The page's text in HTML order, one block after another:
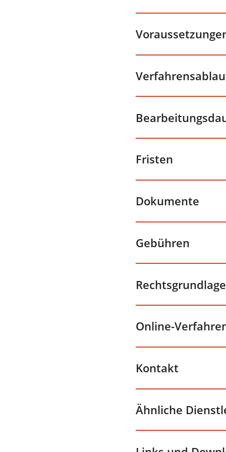
Fristen
Dokumente
Gebühren
Rechtsgrundlage
Online-
Kontakt
Ähnliche